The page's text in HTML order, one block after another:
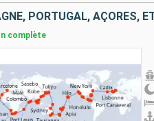
complète